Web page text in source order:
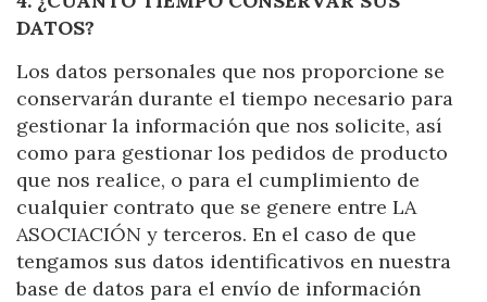
DATOS?
Los datos personales que nos proporcione se
conservarán durante el tiempo necesario para
gestionar la información que nos solicite, así
como para gestionar los pedidos de producto
que nos realice, o para el cumplimiento de
cualquier contrato que se genere entre LA
ASOCIACIÓN y terceros. En el caso de que
tengamos sus datos identificativos en nuestra
base de datos para el envío de información